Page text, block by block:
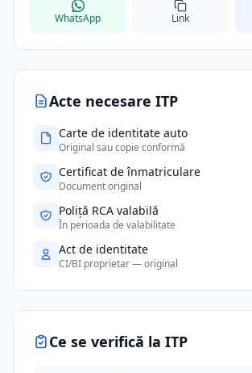
Acte necesare ITP
Carte de identitate auto
Original sau copie conformă
Certificat de înmatriculare
Document original
Poliță RCA valabilă
În perioada de valabilitate
Act de identitate
CI/BI proprietar — original
Ce se verifică la ITP
WhatsApp Link